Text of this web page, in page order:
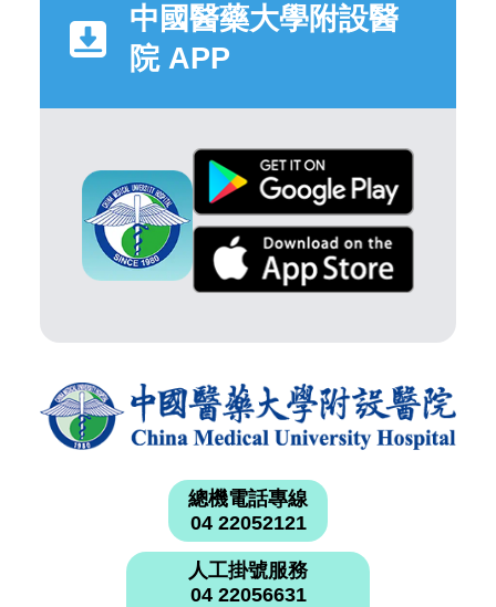
中國醫藥大學附設醫
院 APP
總機電話專線
04 22052121
人工掛號服務
04 22056631